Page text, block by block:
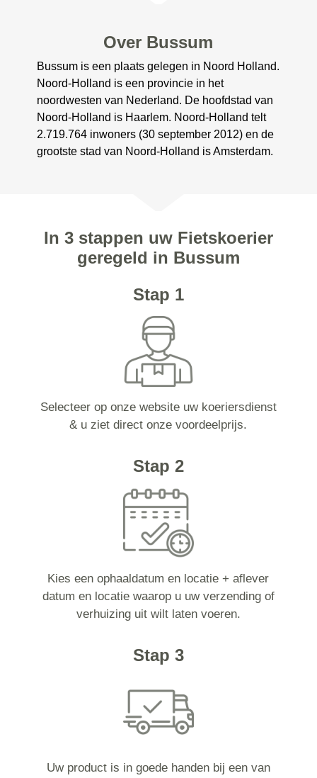
Over Bussum
Bussum is een plaats gelegen in Noord Holland.
Noord-Holland is een provincie in het
noordwesten van Nederland. De hoofdstad van
Noord-Holland is Haarlem. Noord-Holland telt
2.719.764 inwoners (30 september 2012) en de
grootste stad van Noord-Holland is Amsterdam.
In 3 stappen uw Fietskoerier
geregeld in Bussum
Stap 1
Selecteer op onze website uw koeriersdienst
& u ziet direct onze voordeelprijs.
Stap 2
Kies een ophaaldatum en locatie + aflever
datum en locatie waarop u uw verzending of
verhuizing uit wilt laten voeren.
Stap 3
Uw product is in goede handen bij een van